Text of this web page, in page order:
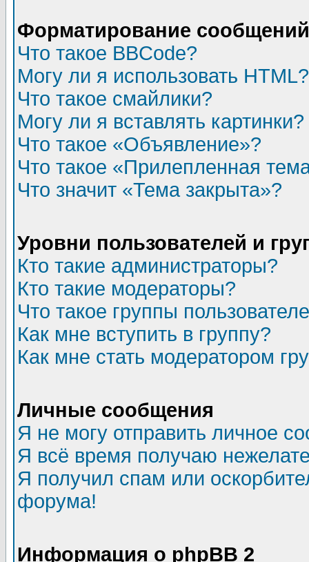
Форматирование
Что такое BBCode?
Могу ли я использовать HTML?
Что такое смайлики?
Могу ли я вставлять картинки?
Что такое «Объявление»?
Что такое «Прилепленная
Что значит «Тема закрыта»?
Уровни пользователей и
Кто такие администраторы?
Кто такие модераторы?
Что такое группы
Как мне вступить в группу?
Как мне стать модератором
Личные сообщения
Я не могу отправить личное
Я всё время получаю
Я получил спам или
форума!
Информация о phpBB 2